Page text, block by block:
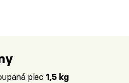
plec 1,5 kg